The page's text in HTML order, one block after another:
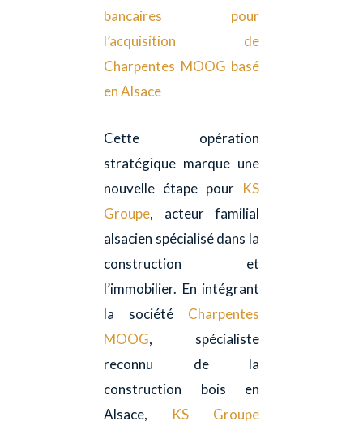
bancaires pour
l’acquisition de
Charpentes MOOG basé
en Alsace
Cette opération
stratégique marque une
nouvelle étape pour KS
Groupe, acteur familial
alsacien spécialisé dans la
construction et
l’immobilier. En intégrant
la société Charpentes
MOOG, spécialiste
reconnu de la
construction bois en
Alsace, KS Groupe